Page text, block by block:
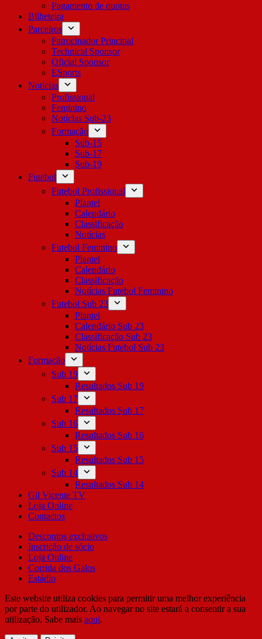
Pagamento de quotas
Bilheteira
Parceiros
Patrocinador Principal
Technical Sponsor
Oficial Sponsor
ESports
Notícias
Profissional
Feminino
Notícias Sub-23
Formação
Sub-15
Sub-17
Sub-19
Futebol
Futebol Profissional
Plantel
Calendário
Classificação
Notícias
Futebol Feminino
Plantel
Calendário
Classificação
Notícias Futebol Feminino
Futebol Sub 23
Plantel
Calendário Sub 23
Classificação Sub 23
Notícias Futebol Sub 23
Formação
Sub 19
Resultados Sub 19
Sub 17
Resultados Sub 17
Sub 16
Resultados Sub 16
Sub 15
Resultados Sub 15
Sub 14
Resultados Sub 14
Gil Vicente TV
Loja Online
Contactos
Descontos exclusivos
Inscrição de sócio
Loja Online
Corrida dos Galos
Estádio
Este website utiliza cookies para permitir uma melhor experiência
por parte do utilizador. Ao navegar no site estará a consentir a sua
utilização. Sabe mais aqui.